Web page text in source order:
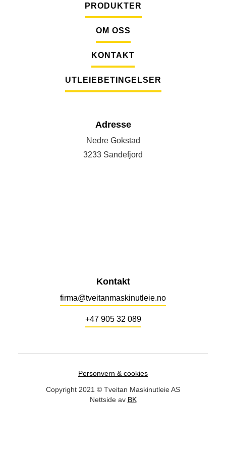
PRODUKTER
OM OSS
KONTAKT
UTLEIEBETINGELSER
Adresse
Nedre Gokstad
3233 Sandefjord
Kontakt
firma@tveitanmaskinutleie.no
+47 905 32 089
Personvern & cookies
Copyright 2021 © Tveitan Maskinutleie AS
Nettside av BK